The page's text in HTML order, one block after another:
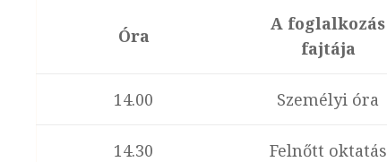
Óra
A foglalkozás
fajtája
14.00 Személyi óra
14.30 Felnőtt oktatás